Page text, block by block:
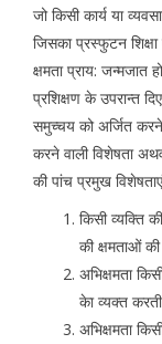
जो किसी कार्य या
जिसका प्रस्फुटन शिक्षा
क्षमता प्राय: जन्मजात
प्रशिक्षण के उपरान्त
समुच्चय को अर्जित
करने वाली विशेषता
की पांच प्रमुख
किसी व्यक्ति
की क्षमताओं
अभिक्षमता
केा व्यक्त
अभिक्षमता